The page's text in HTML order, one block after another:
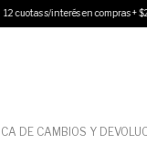
+ $250.000 Envíos a todo
DE CAMBIOS Y